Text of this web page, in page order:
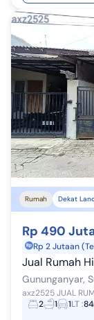
Rumah Dekat
Rp 490
Rp 2 Jutaan
Jual Rumah
Gununganyar,
2
1 1LT: